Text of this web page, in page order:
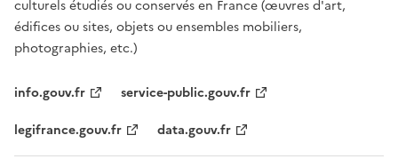
culturels étudiés ou conservés en France (œuvres d'art,
édifices ou sites, objets ou ensembles mobiliers,
photographies, etc.)
info.gouv.fr
service-public.gouv.fr
legifrance.gouv.fr
data.gouv.fr